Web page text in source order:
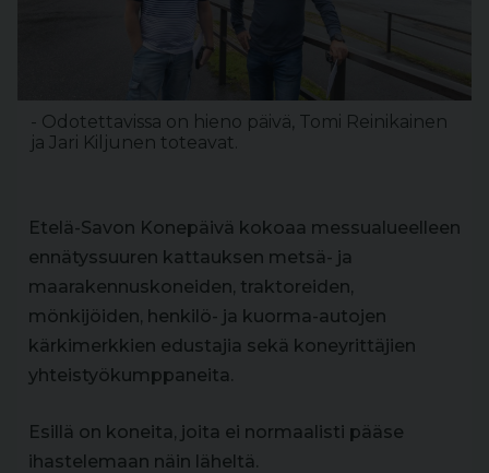
- Odotettavissa on hieno päivä, Tomi Reinikainen
ja Jari Kiljunen toteavat.
Etelä-Savon Konepäivä kokoaa messualueelleen
ennätyssuuren kattauksen metsä- ja
maarakennuskoneiden, traktoreiden,
mönkijöiden, henkilö- ja kuorma-autojen
kärkimerkkien edustajia sekä koneyrittäjien
yhteistyökumppaneita.
Esillä on koneita, joita ei normaalisti pääse
ihastelemaan näin läheltä.